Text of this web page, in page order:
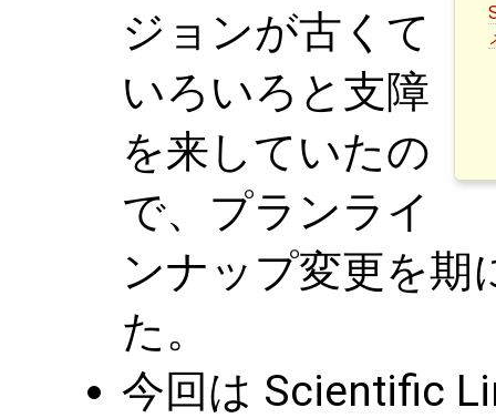
ジョンが古くて
いろいろと支障
を来していたの
で、プランライ
ンナップ変更を期
た。
今回は Scientific